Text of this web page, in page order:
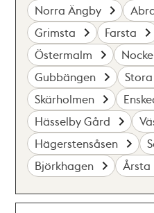
Norra Ängby
Grimsta
Farsta
Östermalm
Gubbängen
Skärholmen
Hässelby Gård
Hägerstensåsen
Björkhagen
Årsta